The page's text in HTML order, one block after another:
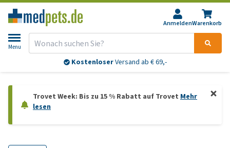
AnmeldenWarenkorb
Menu
KostenloserVersand ab € 69,-
Trovet Week: Bis zu 15 % Rabatt auf Trovet Mehr
lesen